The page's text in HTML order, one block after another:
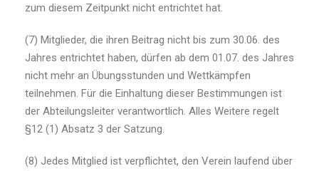
zum diesem Zeitpunkt nicht entrichtet hat.
(7) Mitglieder, die ihren Beitrag nicht bis zum 30.06. des
Jahres entrichtet haben, dürfen ab dem 01.07. des Jahres
nicht mehr an Übungsstunden und Wettkämpfen
teilnehmen. Für die Einhaltung dieser Bestimmungen ist
der Abteilungsleiter verantwortlich. Alles Weitere regelt
§12 (1) Absatz 3 der Satzung.
(8) Jedes Mitglied ist verpflichtet, den Verein laufend über